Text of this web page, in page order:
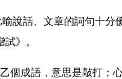
說話、文章的詞句十分
》。
成語，意思是敲打；